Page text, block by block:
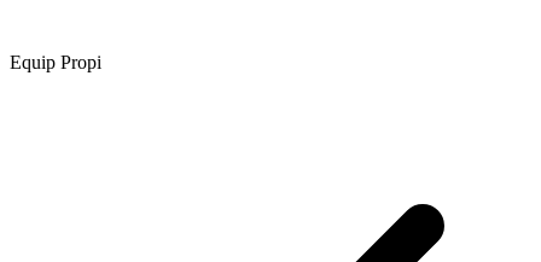
Equip Propi